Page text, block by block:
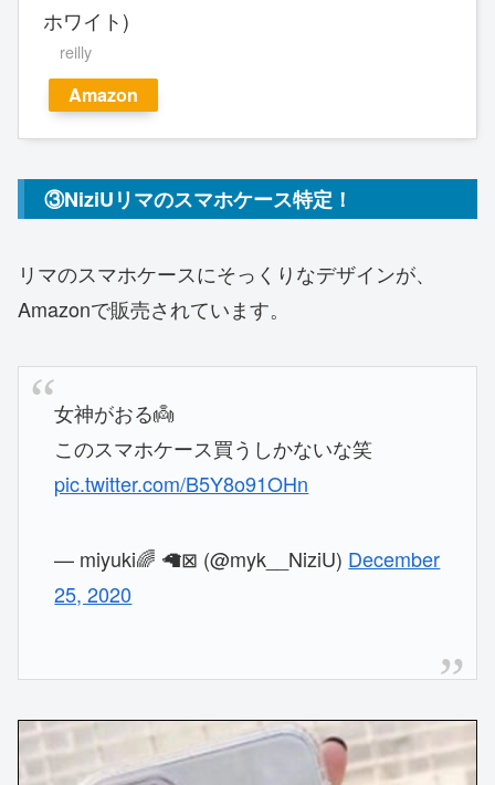
ホワイト)
reilly
Amazon
③NiziUリマのスマホケース特定！
リマのスマホケースにそっくりなデザインが、
Amazonで販売されています。
女神がおる👼
このスマホケース買うしかないな笑
pic.twitter.com/B5Y8o91OHn
— miyuki🌈 🦙⊠ (@myk__NiziU) December
25, 2020